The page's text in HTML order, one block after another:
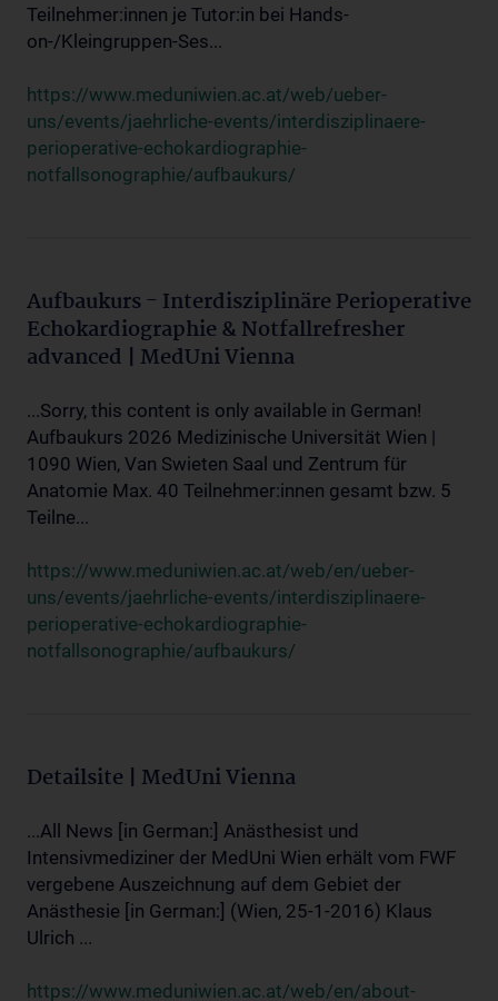
Teilnehmer:innen je Tutor:in bei Hands-
on-/Kleingruppen-Ses...
https://www.meduniwien.ac.at/web/ueber-
uns/events/jaehrliche-events/interdisziplinaere-
perioperative-echokardiographie-
notfallsonographie/aufbaukurs/
Aufbaukurs - Interdisziplinäre Perioperative
Echokardiographie & Notfallrefresher
advanced | MedUni Vienna
...Sorry, this content is only available in German!
Aufbaukurs 2026 Medizinische Universität Wien |
1090 Wien, Van Swieten Saal und Zentrum für
Anatomie Max. 40 Teilnehmer:innen gesamt bzw. 5
Teilne...
https://www.meduniwien.ac.at/web/en/ueber-
uns/events/jaehrliche-events/interdisziplinaere-
perioperative-echokardiographie-
notfallsonographie/aufbaukurs/
Detailsite | MedUni Vienna
...All News [in German:] Anästhesist und
Intensivmediziner der MedUni Wien erhält vom FWF
vergebene Auszeichnung auf dem Gebiet der
Anästhesie [in German:] (Wien, 25-1-2016) Klaus
Ulrich ...
https://www.meduniwien.ac.at/web/en/about-